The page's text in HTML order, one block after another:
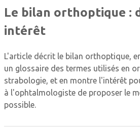
Le bilan orthoptique :
intérêt
L'article décrit le bilan orthoptique,
un glossaire des termes utilisés en
strabologie, et en montre l'intérêt
à l'ophtalmologiste de proposer le
possible.